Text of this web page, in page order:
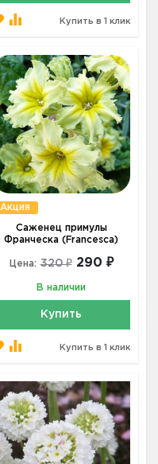
Купить в 1 клик
Акция
Саженец примулы
Франческа (Francesca)
Цена: 320 ₽ 290 ₽
В наличии
Купить
Купить в 1 клик